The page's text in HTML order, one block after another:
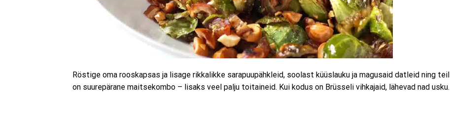
Röstige oma rooskapsas ja lisage rikkalikke sarapuupähkleid, soolast küüslauku ja magusaid datleid ning teil
on suurepärane maitsekombo – lisaks veel palju toitaineid. Kui kodus on Brüsseli vihkajaid, lähevad nad usku.